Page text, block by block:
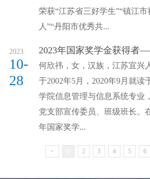
荣获“江苏省三好学生”“镇江
人”“丹阳市优秀共...
2023
10-
28
2023年国家奖学金获得者
何欣祎，女，汉族，江苏宜兴
于2002年5月，2020年9月就读
学院信息管理与信息系统专业
党支部宣传委员、班级班长。
年国家奖学...
< 2 3 4 5 6